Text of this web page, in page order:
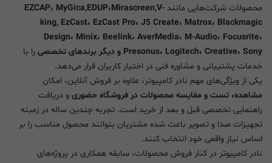
محصولات شرکت‌هایی مانند EZCAP، MyGica,EDUP،Mirascreen,V-
king, EzCast، EzCast Pro، J5 Create، Matrox، Blackmagic
Design، Minix، Beelink، AverMedia، M-Audio، Focusrite،
Presonus، Logitech، Creative، Sony و دیگر برندهای تخصصی
را با
خدمات پشتیبانی و مشاوره فنی در اختیار کاربران قرار می‌دهد.
یکی از ویژگی‌های مهم نادر کامپیوتر، علاوه بر فروش آنلاین، امکان
مشاهده، تست و مقایسه محصولات در فروشگاه حضوری و دریافت
راهنمایی تخصصی قبل و بعد از خرید است. تجربه چندین ساله در زمینه
تجهیزات صدا و تصویر باعث شده مشتریان بتوانند محصول مناسب را بر
اساس نیاز واقعی خود انتخاب کنند.
نادر کامپیوتر در کنار فروش محصولات، سابقه همکاری در پروژه‌های